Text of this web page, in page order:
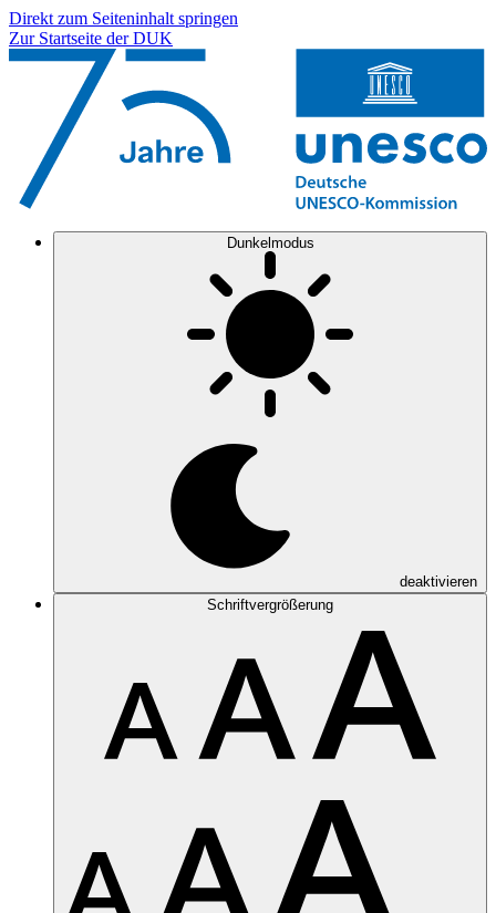
Direkt zum Seiteninhalt springen
Zur Startseite der DUK
Dunkelmodus
deaktivieren
Schriftvergrößerung